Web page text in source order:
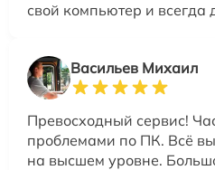
свой компьютер и всегда
Васильев Михаил
Превосходный сервис!
проблемами по ПК. Всё
на высшем уровне.